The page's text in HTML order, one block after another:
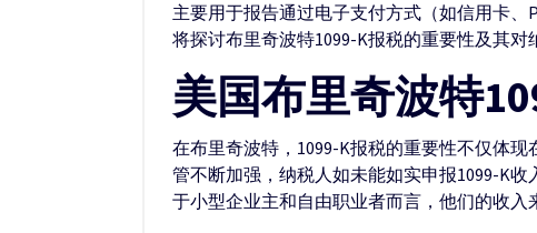
主要用于报告通过电子支付方式（如信用卡
将探讨布里奇波特1099-K报税的重要性及其对
美国布里奇波特
在布里奇波特，1099-K报税的重要性不仅体
管不断加强，纳税人如未能如实申报1099-K
于小型企业主和自由职业者而言，他们的收入